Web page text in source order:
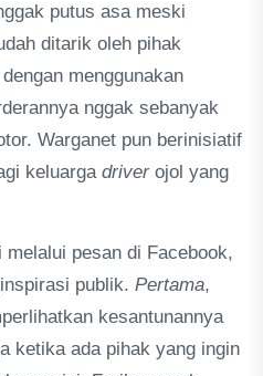
putus asa meski
ditarik oleh pihak
menggunakan
nggak sebanyak
Warganet pun berinisiatif
keluarga driver ojol yang
pesan di Facebook,
publik. Pertama,
kesantunannya
ketika ada pihak yang ingin